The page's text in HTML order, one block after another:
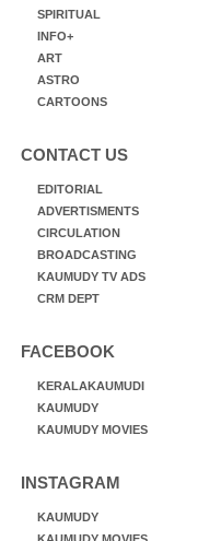
SPIRITUAL
INFO+
ART
ASTRO
CARTOONS
CONTACT US
EDITORIAL
ADVERTISMENTS
CIRCULATION
BROADCASTING
KAUMUDY TV ADS
CRM DEPT
FACEBOOK
KERALAKAUMUDI
KAUMUDY
KAUMUDY MOVIES
INSTAGRAM
KAUMUDY